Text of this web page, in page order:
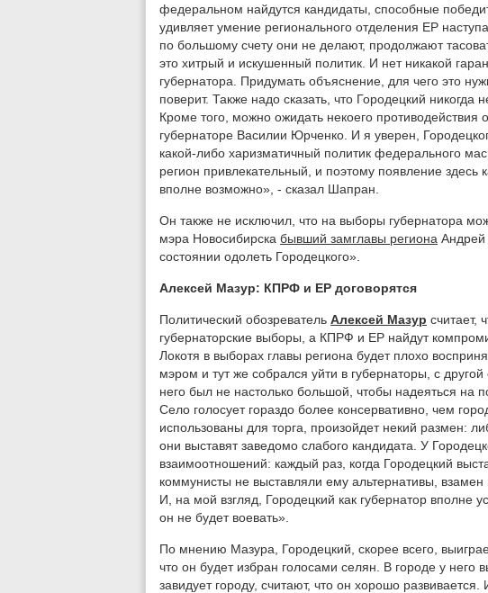
федеральном найдутся кандидаты, способные
удивляет умение регионального отделения ЕР
по большому счету они не делают, продолжают
это хитрый и искушенный политик. И нет никакой
губернатора. Придумать объяснение, для чего это
поверит. Также надо сказать, что Городецкий никогда
Кроме того, можно ожидать некоего противодействия
губернаторе Василии Юрченко. И я уверен,
какой-либо харизматичный политик федерального
регион привлекательный, и поэтому появление здесь
вполне возможно», - сказал Шапран.
Он также не исключил, что на выборы губернатора
мэра Новосибирска бывший замглавы региона Андрей
состоянии одолеть Городецкого».
Алексей Мазур: КПРФ и ЕР договорятся
Политический обозреватель Алексей Мазур считает,
губернаторские выборы, а КПРФ и ЕР найдут
Локотя в выборах главы региона будет плохо
мэром и тут же собрался уйти в губернаторы, с
него был не настолько большой, чтобы надеяться на
Село голосует гораздо более консервативно, чем
использованы для торга, произойдет некий размен:
они выставят заведомо слабого кандидата. У
взаимоотношений: каждый раз, когда Городецкий
коммунисты не выставляли ему альтернативы, взамен
И, на мой взгляд, Городецкий как губернатор вполне
он не будет воевать».
По мнению Мазура, Городецкий, скорее всего,
что он будет избран голосами селян. В городе у него
завидует городу, считают, что он хорошо